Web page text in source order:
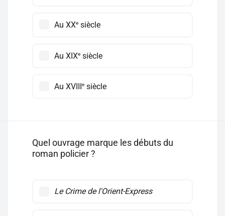
Au XXe siècle
Au XIXe siècle
Au XVIII e siècle
Quel ouvrage marque les débuts du
roman policier ?
Le Crime de l'Orient-Express